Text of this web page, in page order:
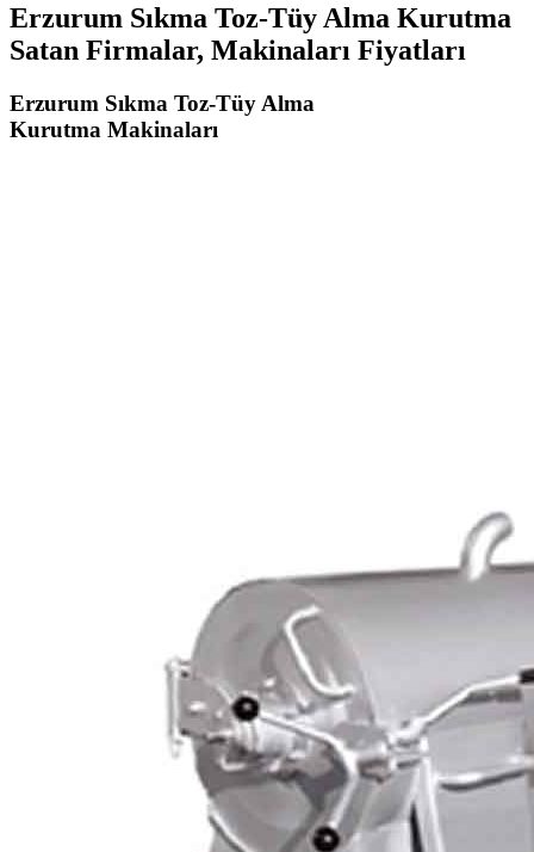
Erzurum Sıkma Toz-Tüy Alma Kurutma
Satan Firmalar, Makinaları Fiyatları
Erzurum Sıkma Toz-Tüy Alma
Kurutma Makinaları